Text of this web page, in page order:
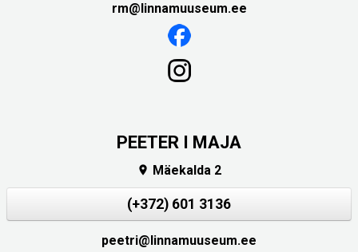
rm@linnamuuseum.ee
PEETER I MAJA
 Mäekalda 2
(+372) 601 3136
peetri@linnamuuseum.ee